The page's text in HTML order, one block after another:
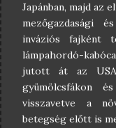
Japánban, majd az
mezőgazdasági
inváziós fajként
lámpahordó-
jutott át az USA
gyümölcsfákon
visszavetve a
betegség előtt is